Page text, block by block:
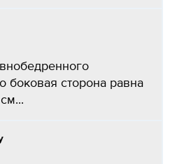
боковая сторона равна